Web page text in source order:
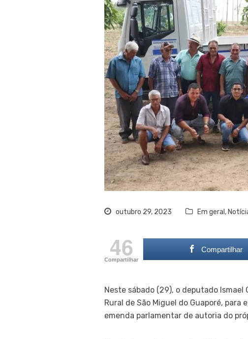
outubro 29, 2023 Em geral ,
46
Compartilhar
Compartilhar
Neste sábado (29), o deputado
Rural de São Miguel do Guaporé,
emenda parlamentar de autoria do